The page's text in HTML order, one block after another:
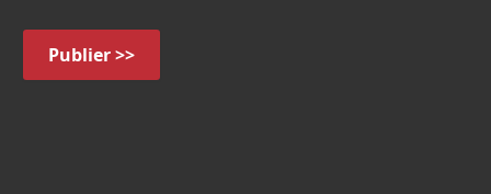
Publier >>